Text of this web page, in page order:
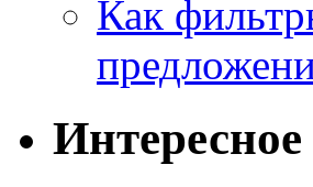
Как
Интересное